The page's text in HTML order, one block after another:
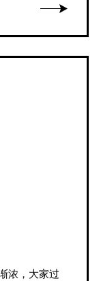
浓，大家过